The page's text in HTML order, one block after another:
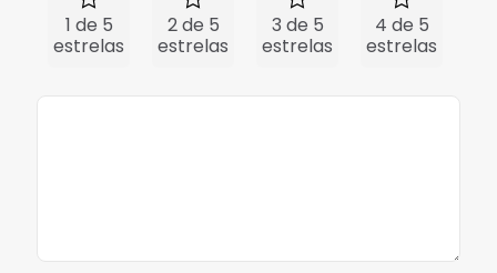
1 de 5
estrelas
2 de 5
estrelas
3 de 5
estrelas
4 de 5
estrelas